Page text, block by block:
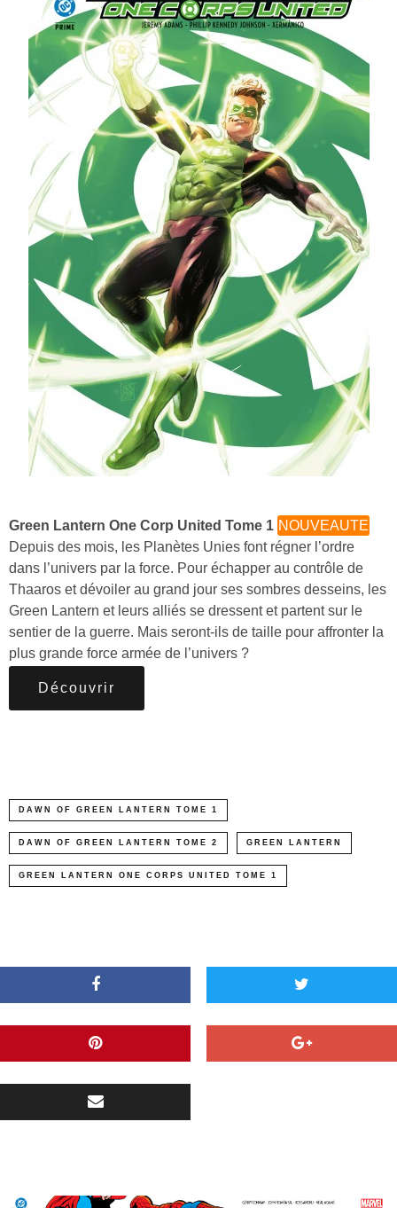
Green Lantern One Corp United Tome 1 NOUVEAUTE
Depuis des mois, les Planètes Unies font régner l’ordre
dans l’univers par la force. Pour échapper au contrôle de
Thaaros et dévoiler au grand jour ses sombres desseins, les
Green Lantern et leurs alliés se dressent et partent sur le
sentier de la guerre. Mais seront-ils de taille pour affronter la
plus grande force armée de l’univers ?
Découvrir
DAWN OF GREEN LANTERN TOME 1
DAWN OF GREEN LANTERN TOME 2 GREEN LANTERN
GREEN LANTERN ONE CORPS UNITED TOME 1